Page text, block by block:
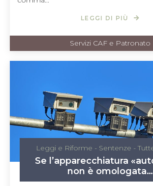
LEGGI DI PIÙ
Servizi CAF e Patronato
Leggi e Riforme - Sentenze -
Se l’apparecchiatura
non è omologata…